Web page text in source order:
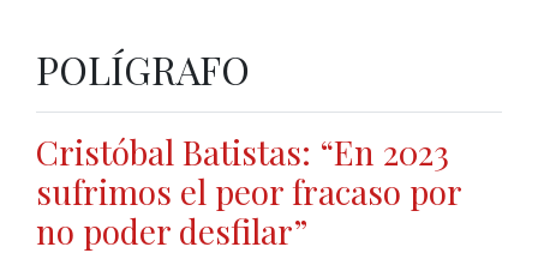
POLÍGRAFO
Cristóbal Batistas: “En 2023
sufrimos el peor fracaso por
no poder desfilar”